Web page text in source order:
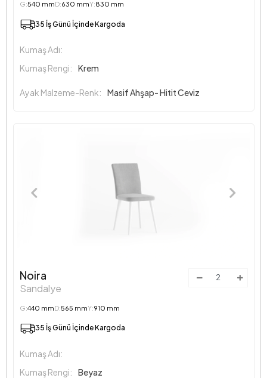
G:540 mmD:630 mmY:830 mm
35 İş Günü İçinde Kargoda
Kumaş Adı:
Kumaş Rengi:
Krem
Ayak Malzeme-Renk: Masif Ahşap- Hitit Ceviz
Noira
Sandalye
G:440 mmD:565 mmY:910 mm
35 İş Günü İçinde Kargoda
Kumaş Adı:
Kumaş Rengi:
Beyaz